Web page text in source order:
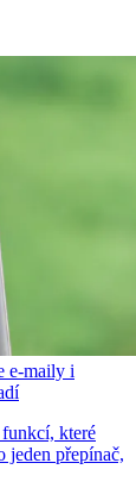
e-maily i
které
jeden přepínač,